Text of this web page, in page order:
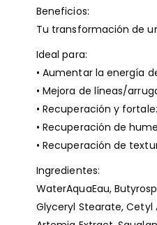
Beneficios:
Tu transformación de
Ideal para:
• Aumentar la energía
• Mejora de líneas/
• Recuperación y
• Recuperación de
• Recuperación de
Ingredientes:
WaterAquaEau,
Glyceryl Stearate, Cetyl